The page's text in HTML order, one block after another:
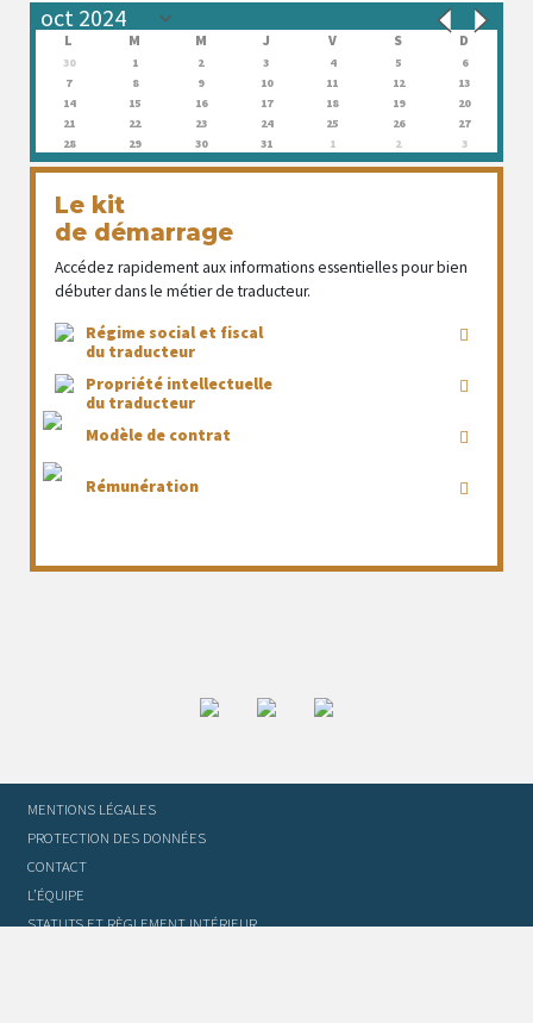
L M M J V S D
30 1 2 3 4 5
6
7
8 9 10 11 12
13
14
15 16 17 18 19
20
21
22 23 24 25 26
27
28
29 30 31 1 2 3
Le kit
de démarrage
Accédez rapidement aux informations essentielles pour bien
débuter dans le métier de traducteur.
Régime social et fiscal
du traducteur
Propriété intellectuelle
du traducteur
Modèle de contrat
Rémunération
MENTIONS LÉGALES
PROTECTION DES DONNÉES
CONTACT
L’ÉQUIPE
STATUTS ET RÈGLEMENT INTÉRIEUR